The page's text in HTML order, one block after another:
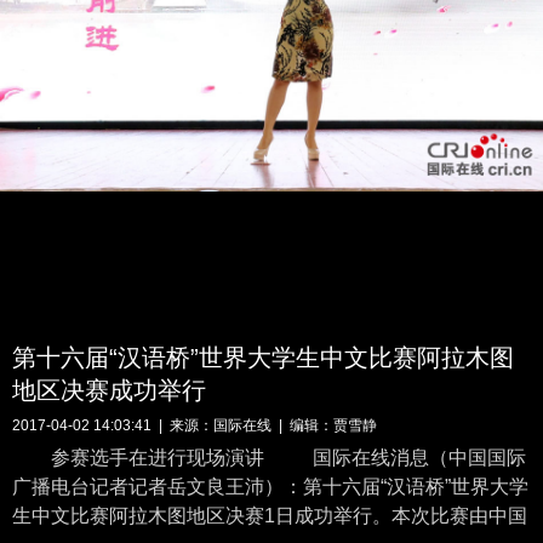
第十六届“汉语桥”世界大学生中文比赛阿拉木图
地区决赛成功举行
2017-04-02 14:03:41 | 来源： 国际在线 | 编辑：贾雪静
参赛选手在进行现场演讲 国际在线消息（中国国际
广播电台记者记者岳文良王沛）：第十六届“汉语桥”世界大学
生中文比赛阿拉木图地区决赛1日成功举行。本次比赛由中国